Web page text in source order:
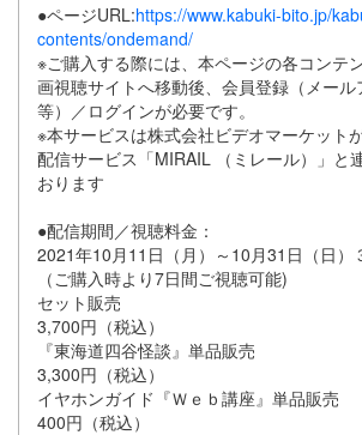
●ページURL:https://www.kabuki-bito.jp/
contents/ondemand/
※ご購入する際には、本ページの各コンテ
画視聴サイトへ移動後、会員登録（メー
等）／ログインが必要です。
※本サービスは株式会社ビデオマーケット
配信サービス「MIRAIL （ミレール）」と
おります
●配信期間／視聴料金：
2021年10月11日（月）～10月31日（日）
（ご購入時より7日間ご視聴可能)
セット販売
3,700円（税込）
『東海道四谷怪談』単品販売
3,300円（税込）
イヤホンガイド『Ｗｅｂ講座』単品販売
400円（税込）